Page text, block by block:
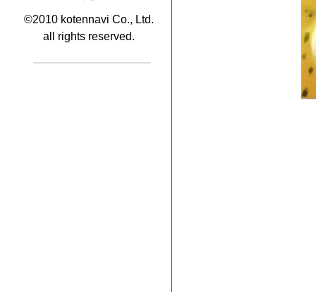
©2010 kotennavi Co., Ltd.
all rights reserved.